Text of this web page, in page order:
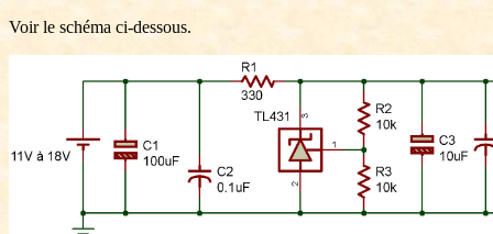
Voir le schéma ci-dessous.